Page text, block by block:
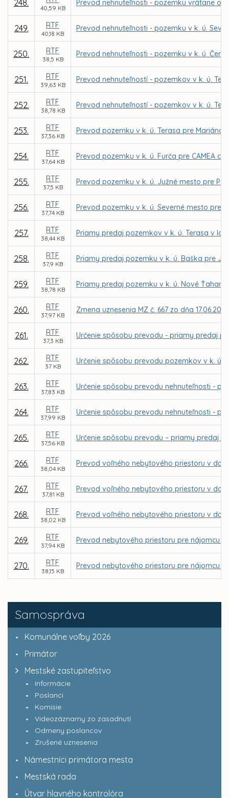
Samospráva
Komunálne voľby 2026
Primátor
Mestské zastupiteľstvo
Informácie
Poslanci
Komisie
Videozáznamy zo zasadnutí
Odmeny poslancov
Zrušené uznesenia
Námestníci primátora mesta
Mestská rada
Útvar hlavného kontrolóra
248.
40,59 KB
Prevod nehnuteľnosti - pozemku vrátane
249. RTF
40,18 KB
Prevod nehnuteľnosti - pozemku v k. ú.
250. RTF
38,5 KB
Prevod nehnuteľnosti - pozemku v k. ú.
251. RTF
39,63 KB
Prevod nehnuteľností - pozemkov v k. ú.
252. RTF
38,78 KB
Prevod nehnuteľností - pozemkov v k. ú.
253. RTF
37,36 KB
Prevod pozemku v k. ú. Terasa pre Mariána
254. RTF
37,64 KB
Prevod pozemku v k. ú. Furča pre CAMEA
255. RTF
37,5 KB
Prevod pozemku v k. ú. Južné mesto pre
256. RTF
37,74 KB
Prevod pozemku v k. ú. Severné mesto pre
257. RTF
38,44 KB
Priamy predaj pozemkov v k. ú. Terasa v
258. RTF
37,9 KB
Priamy predaj pozemku v k. ú. Baška pre
259. RTF
38,78 KB
Priamy predaj pozemku v k. ú. Nové
260. RTF
37,97 KB
Zmena uznesenia MZ č. 667 zo dňa 17.06.2013
261. RTF
37,3 KB
Určenie spôsobu prevodu - priamy predaj
262. RTF
37 KB
Určenie spôsobu prevodu pozemkov v k.
263. RTF
37,83 KB
Určenie spôsobu prevodu nehnuteľnosti -
264. RTF
37,99 KB
Určenie spôsobu prevodu nehnuteľnosti -
265. RTF
37,56 KB
Určenie spôsobu prevodu – priamy predaj
266. RTF
38,04 KB
Prevod voľného nebytového priestoru v
267. RTF
37,81 KB
Prevod voľného nebytového priestoru v
268. RTF
38,02 KB
Prevod voľného nebytového priestoru v
269. RTF
37,94 KB
Prevod nebytového priestoru pre nájomcu
270. RTF
38,15 KB
Prevod nebytového priestoru pre nájomcu